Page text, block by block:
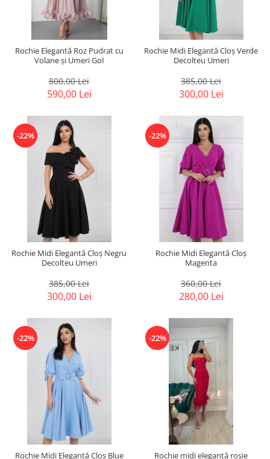
Rochie Elegantă Roz Pudrat cu
Volane și Umeri GoI
800,00 Lei
590,00 Lei
Rochie Midi Elegantă Cloș Verde
Decolteu Umeri
385,00 Lei
300,00 Lei
-22%
Rochie Midi Elegantă Cloș Negru
Decolteu Umeri
385,00 Lei
300,00 Lei
-22%
Rochie Midi Elegantă Cloș
Magenta
360,00 Lei
280,00 Lei
-22%
Rochie Midi Elegantă Cloș Blue
-22%
Rochie midi elegantă roșie